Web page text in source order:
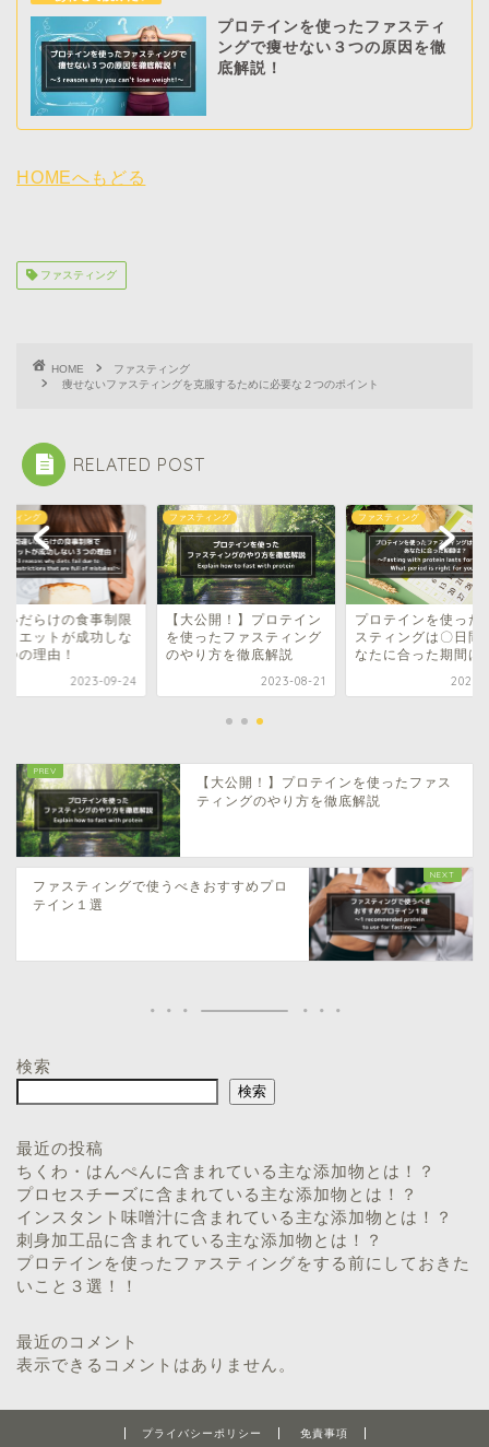
プロテインを使ったファスティ
ングで痩せない３つの原因を徹
底解説！
HOMEへもどる
ファスティング
HOME
ファスティング
痩せないファスティングを克服するために必要な２つのポイント
RELATED POST
ティング
いだらけの食事制限
イエットが成功しな
つの理由！
2023-09-24
ファスティング
【大公開！】プロテイン
を使ったファスティング
のやり方を徹底解説
2023-08-21
ファスティング
プロテインを使った
スティングは〇日間
なたに合った期間は
2023-
【大公開！】プロテインを使ったファス
ティングのやり方を徹底解説
ファスティングで使うべきおすすめプロ
テイン１選
検索
検索
最近の投稿
ちくわ・はんぺんに含まれている主な添加物とは！？
プロセスチーズに含まれている主な添加物とは！？
インスタント味噌汁に含まれている主な添加物とは！？
刺身加工品に含まれている主な添加物とは！？
プロテインを使ったファスティングをする前にしておきた
いこと３選！！
最近のコメント
表示できるコメントはありません。
プライバシーポリシー 免責事項